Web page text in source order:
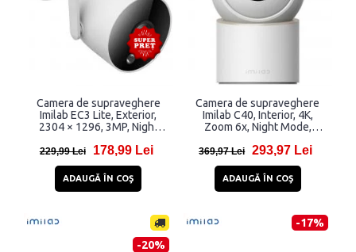
Camera de supraveghere
Imilab EC3 Lite, Exterior,
2304 × 1296, 3MP, Night
WiFi, Alb
229,99 Lei 178,99 Lei
ADAUGĂ ÎN COŞ
Camera de supraveghere
Imilab C40, Interior, 4K,
Zoom 6x, Night Mode,
Bluetooth 5.4, WiFi, USB-C,
369,97 Lei 293,97 Lei
ADAUGĂ ÎN COŞ
-20%
-17%